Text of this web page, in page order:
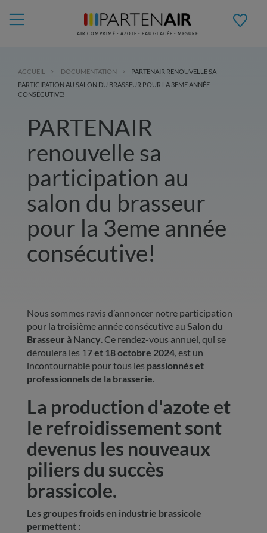
AIR COMPRIMÉ - AZOTE - EAU GLACÉE - MESURE
ACCUEIL DOCUMENTATION
PARTENAIR RENOUVELLE SA
PARTICIPATION AU SALON DU BRASSEUR POUR LA 3EME ANNÉE
CONSÉCUTIVE!
PARTENAIR
renouvelle sa
participation au
salon du brasseur
pour la 3eme année
consécutive!
Nous sommes ravis d’annoncer notre participation
pour la troisième année consécutive au Salon du
Brasseur à Nancy. Ce rendez-vous annuel, qui se
déroulera les 17 et 18 octobre 2024, est un
incontournable pour tous les passionnés et
professionnels de la brasserie.
La production d'azote et
le refroidissement sont
devenus les nouveaux
piliers du succès
brassicole.
Les groupes froids en industrie brassicole
permettent :